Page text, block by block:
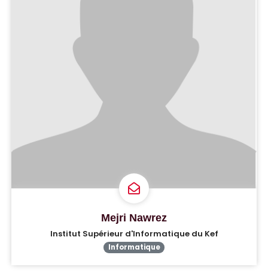
Mejri Nawrez
Institut Supérieur d'Informatique du Kef
Informatique